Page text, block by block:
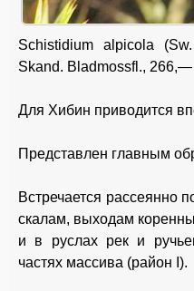
Schistidium alpicola
Skand. Bladmossfl.,
Для Хибин приводится
Представлен главным
Встречается рассеянно
скалам, выходам
и в руслах рек и
частях массива (район I).